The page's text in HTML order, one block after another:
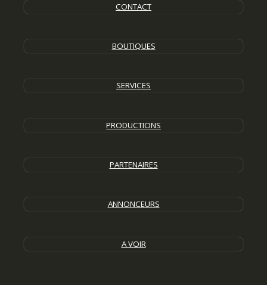
CONTACT
BOUTIQUES
SERVICES
PRODUCTIONS
PARTENAIRES
ANNONCEURS
A VOIR